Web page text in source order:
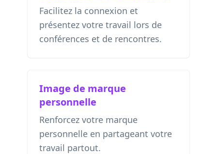
Facilitez la connexion et
présentez votre travail lors de
conférences et de rencontres.
Image de marque
personnelle
Renforcez votre marque
personnelle en partageant votre
travail partout.